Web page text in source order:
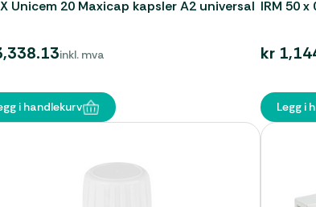
Unicem 20 Maxicap kapsler A2 universal
inkl. mva
i handlekurv
IRM 50 x
kr
Legg i